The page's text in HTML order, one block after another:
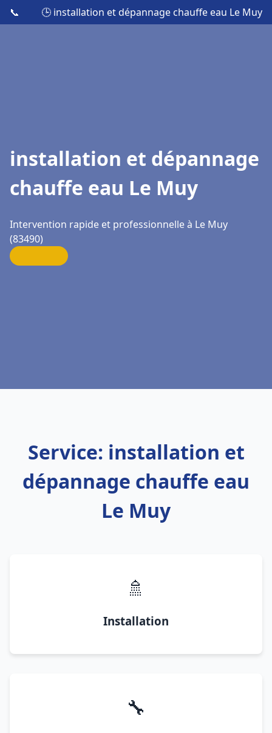
📞 🕒 installation et dépannage chauffe eau Le Muy
installation et dépannage
chauffe eau Le Muy
Intervention rapide et professionnelle à Le Muy
(83490)
Service: installation et
dépannage chauffe eau
Le Muy
🚿
Installation
🔧